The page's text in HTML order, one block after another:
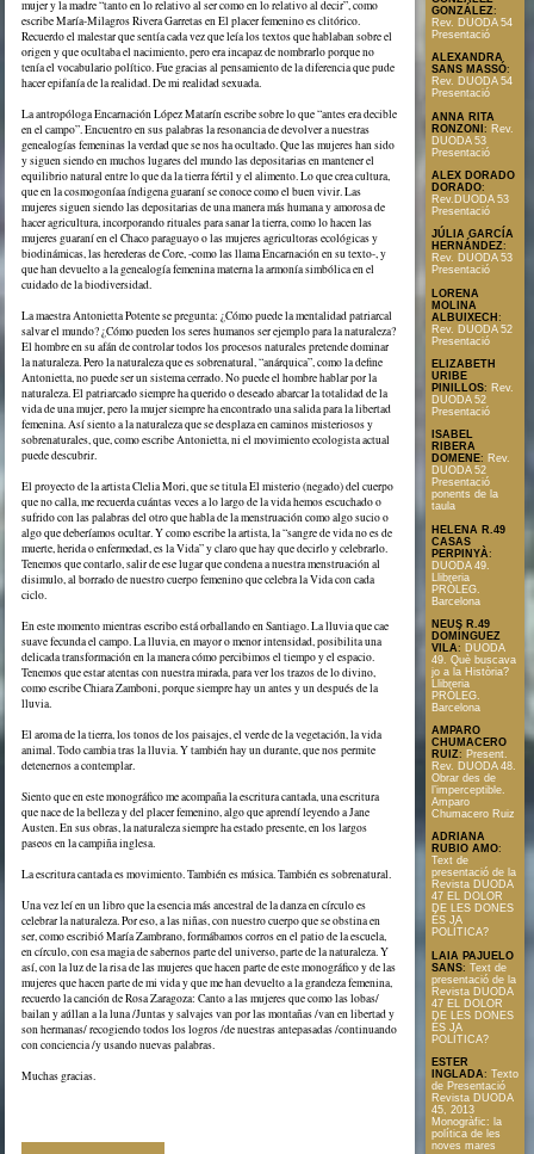
mujer y la madre “tanto en lo relativo al ser como en lo relativo al decir”, como
escribe María-Milagros Rivera Garretas en El placer femenino es clitórico.
Recuerdo el malestar que sentía cada vez que leía los textos que hablaban sobre el
origen y que ocultaba el nacimiento, pero era incapaz de nombrarlo porque no
tenía el vocabulario político. Fue gracias al pensamiento de la diferencia que pude
hacer epifanía de la realidad. De mi realidad sexuada.
La antropóloga Encarnación López Matarín escribe sobre lo que “antes era decible
en el campo”. Encuentro en sus palabras la resonancia de devolver a nuestras
genealogías femeninas la verdad que se nos ha ocultado. Que las mujeres han sido
y siguen siendo en muchos lugares del mundo las depositarias en mantener el
equilibrio natural entre lo que da la tierra fértil y el alimento. Lo que crea cultura,
que en la cosmogoníaa índigena guaraní se conoce como el buen vivir. Las
mujeres siguen siendo las depositarias de una manera más humana y amorosa de
hacer agricultura, incorporando rituales para sanar la tierra, como lo hacen las
mujeres guaraní en el Chaco paraguayo o las mujeres agricultoras ecológicas y
biodinámicas, las herederas de Core, -como las llama Encarnación en su texto-, y
que han devuelto a la genealogía femenina materna la armonía simbólica en el
cuidado de la biodiversidad.
La maestra Antonietta Potente se pregunta: ¿Cómo puede la mentalidad patriarcal
salvar el mundo? ¿Cómo pueden los seres humanos ser ejemplo para la naturaleza?
El hombre en su afán de controlar todos los procesos naturales pretende dominar
la naturaleza. Pero la naturaleza que es sobrenatural, “anárquica”, como la define
Antonietta, no puede ser un sistema cerrado. No puede el hombre hablar por la
naturaleza. El patriarcado siempre ha querido o deseado abarcar la totalidad de la
vida de una mujer, pero la mujer siempre ha encontrado una salida para la libertad
femenina. Así siento a la naturaleza que se desplaza en caminos misteriosos y
sobrenaturales, que, como escribe Antonietta, ni el movimiento ecologista actual
puede descubrir.
El proyecto de la artista Clelia Mori, que se titula El misterio (negado) del cuerpo
que no calla, me recuerda cuántas veces a lo largo de la vida hemos escuchado o
sufrido con las palabras del otro que habla de la menstruación como algo sucio o
algo que deberíamos ocultar. Y como escribe la artista, la “sangre de vida no es de
muerte, herida o enfermedad, es la Vida” y claro que hay que decirlo y celebrarlo.
Tenemos que contarlo, salir de ese lugar que condena a nuestra menstruación al
disimulo, al borrado de nuestro cuerpo femenino que celebra la Vida con cada
ciclo.
En este momento mientras escribo está orballando en Santiago. La lluvia que cae
suave fecunda el campo. La lluvia, en mayor o menor intensidad, posibilita una
delicada transformación en la manera cómo percibimos el tiempo y el espacio.
Tenemos que estar atentas con nuestra mirada, para ver los trazos de lo divino,
como escribe Chiara Zamboni, porque siempre hay un antes y un después de la
lluvia.
El aroma de la tierra, los tonos de los paisajes, el verde de la vegetación, la vida
animal. Todo cambia tras la lluvia. Y también hay un durante, que nos permite
detenernos a contemplar.
Siento que en este monográfico me acompaña la escritura cantada, una escritura
que nace de la belleza y del placer femenino, algo que aprendí leyendo a Jane
Austen. En sus obras, la naturaleza siempre ha estado presente, en los largos
paseos en la campiña inglesa.
La escritura cantada es movimiento. También es música. También es sobrenatural.
Una vez leí en un libro que la esencia más ancestral de la danza en círculo es
celebrar la naturaleza. Por eso, a las niñas, con nuestro cuerpo que se obstina en
ser, como escribió María Zambrano, formábamos corros en el patio de la escuela,
en círculo, con esa magia de sabernos parte del universo, parte de la naturaleza. Y
así, con la luz de la risa de las mujeres que hacen parte de este monográfico y de las
mujeres que hacen parte de mi vida y que me han devuelto a la grandeza femenina,
recuerdo la canción de Rosa Zaragoza: Canto a las mujeres que como las lobas/
bailan y aúllan a la luna /Juntas y salvajes van por las montañas /van en libertad y
son hermanas/ recogiendo todos los logros /de nuestras antepasadas /continuando
con conciencia /y usando nuevas palabras.
Muchas gracias.
GONZÁLEZ:
Rev. DUODA 54
Presentació
ALEXANDRA
SANS MASSÓ:
Rev. DUODA 54
Presentació
ANNA RITA
RONZONI : Rev.
DUODA 53
Presentació
ALEX DORADO
DORADO:
Rev.DUODA 53
Presentació
JÚLIA GARCÍA
HERNÁNDEZ:
Rev. DUODA 53
Presentació
LORENA
MOLINA
ALBUIXECH :
Rev. DUODA 52
Presentació
ELIZABETH
URIBE
PINILLOS: Rev.
DUODA 52
Presentació
ISABEL
RIBERA
DOMENE: Rev.
DUODA 52
Presentació
ponents de la
taula
HELENA R.49
CASAS
PERPINYÀ:
DUODA 49.
Llibreria
PRÒLEG.
Barcelona
NEUS R.49
DOMÍNGUEZ
VILA: DUODA
49. Què buscava
jo a la Història?
Llibreria
PRÒLEG.
Barcelona
AMPARO
CHUMACERO
RUIZ: Present.
Rev. DUODA 48.
Obrar des de
l’imperceptible.
Amparo
Chumacero Ruiz
ADRIANA
RUBIO AMO:
Text de
presentació de la
Revista DUODA
47 EL DOLOR
DE LES DONES
ÉS JA
POLÍTICA?
LAIA PAJUELO
SANS: Text de
presentació de la
Revista DUODA
47 EL DOLOR
DE LES DONES
ÉS JA
POLÍTICA?
ESTER
INGLADA: Texto
de Presentació
Revista DUODA
45, 2013
Monogràfic: la
política de les
noves mares